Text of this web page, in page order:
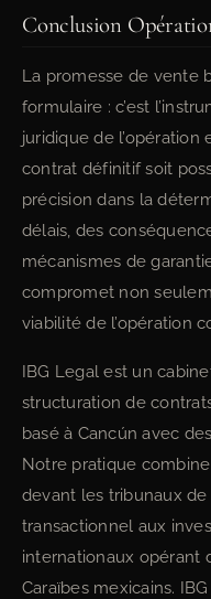
Conclusion
La promesse de vente
formulaire : c’est
juridique de
contrat définitif soit
précision dans la
délais, des
mécanismes de
compromet non
viabilité de l’opération
IBG Legal est un
structuration de
basé à Cancún avec
Notre pratique
devant les tribunaux
transactionnel aux
internationaux opérant
Caraïbes mexicains.